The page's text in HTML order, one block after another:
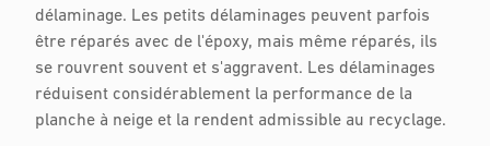
délaminage. Les petits délaminages peuvent parfois
être réparés avec de l'époxy, mais même réparés, ils
se rouvrent souvent et s'aggravent. Les délaminages
réduisent considérablement la performance de la
planche à neige et la rendent admissible au recyclage.